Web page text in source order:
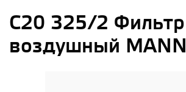
С20 325/2 Фильтр
воздушный MANN